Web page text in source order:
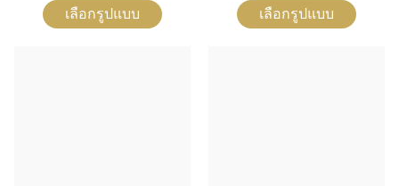
เลือกรูปแบบ เลือกรูปแบบ